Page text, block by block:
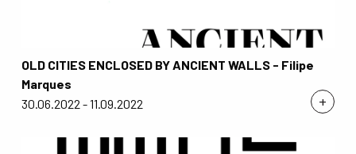
+
OLD CITIES ENCLOSED BY ANCIENT WALLS - Filipe
Marques
30.06.2022 - 11.09.2022